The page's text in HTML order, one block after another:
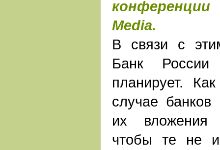
Media.
В связи с
Банк России
планирует.
случае банков
их вложения
чтобы те не